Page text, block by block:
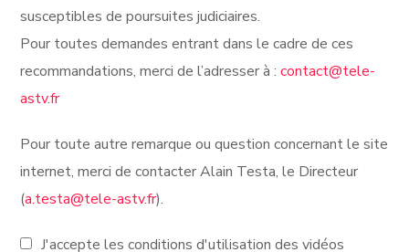
susceptibles de poursuites judiciaires.
Pour toutes demandes entrant dans le cadre de ces
recommandations, merci de l’adresser à :contact@tele-
astv.fr
Pour toute autre remarque ou question concernant le site
internet, merci de contacter Alain Testa, le Directeur
(a.testa@tele-astv.fr).
J'accepte les conditions d'utilisation des vidéos